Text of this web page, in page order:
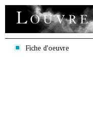
Fiche d'oeuvre